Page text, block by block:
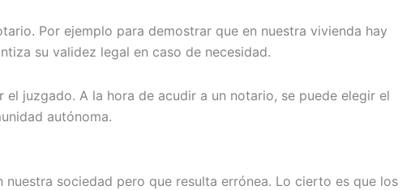
Por ejemplo para demostrar que en nuestra vivienda hay
su validez legal en caso de necesidad.
juzgado. A la hora de acudir a un notario, se puede elegir el
autónoma.
sociedad pero que resulta errónea. Lo cierto es que los